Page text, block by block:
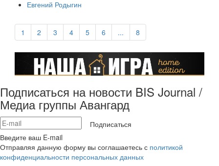
Евгений Родыгин
1 2 3 4 5 6 ... 8
Подписаться на новости BIS Journal /
Медиа группы Авангард
Подписаться
Введите ваш E-mail
Отправляя данную форму вы соглашаетесь с политикой
конфиденциальности персональных данных